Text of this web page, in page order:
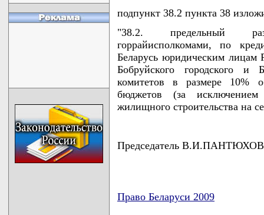
подпункт 38.2 пункта 38
"38.2. предельный
горрайисполкомами, по
Беларусь юридическим лицам
Бобруйского городского и
комитетов в размере 10%
бюджетов (за
жилищного строительства на
Председатель В.И.ПАНТЮХОВ
Право Беларуси 2009